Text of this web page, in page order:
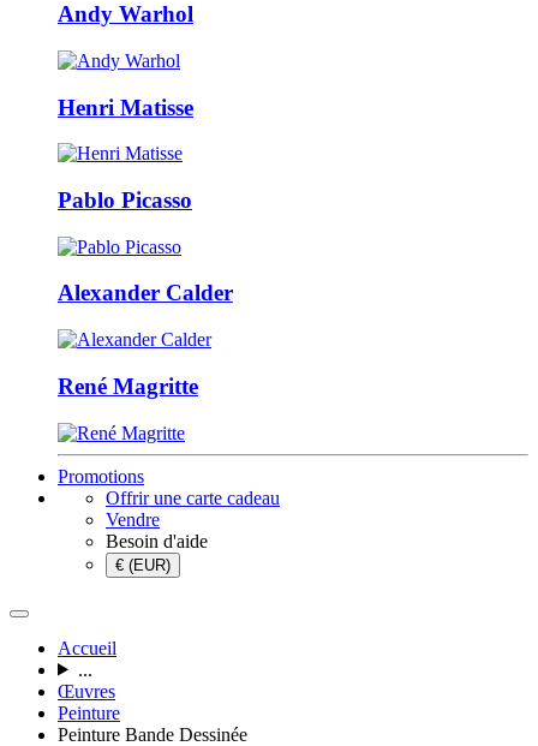
Andy Warhol
Henri Matisse
Pablo Picasso
Alexander Calder
René Magritte
Promotions
Offrir une carte cadeau
Vendre
Besoin d'aide
€ (EUR)
Accueil
...
Œuvres
Peinture
Peinture Bande Dessinée